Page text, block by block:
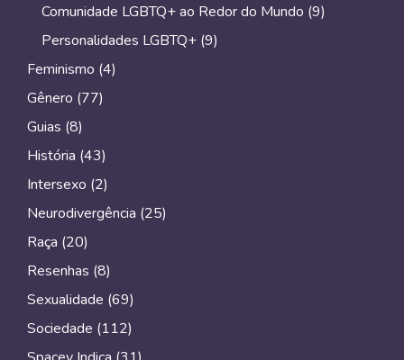
Comunidade LGBTQ+ ao Redor do Mundo (9)
Personalidades LGBTQ+ (9)
Feminismo (4)
Gênero (77)
Guias (8)
História (43)
Intersexo (2)
Neurodivergência (25)
Raça (20)
Resenhas (8)
Sexualidade (69)
Sociedade (112)